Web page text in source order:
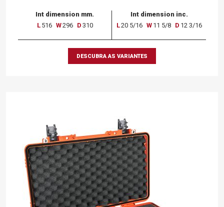
Int dimension mm.
L 516 W296 D 310
Int dimension inc.
L20 5/16 W 11 5/8 D 12 3/16
DESCUBRA AS VARIANTES